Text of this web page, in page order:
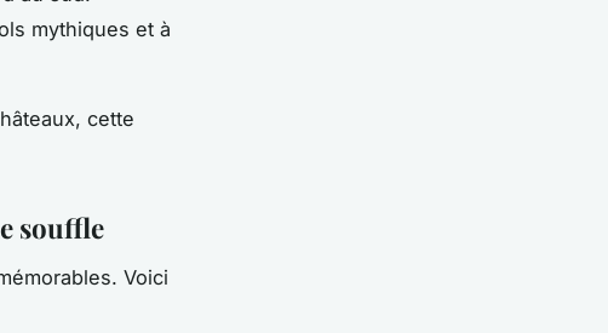
mythiques et à
cette
souffle
Voici